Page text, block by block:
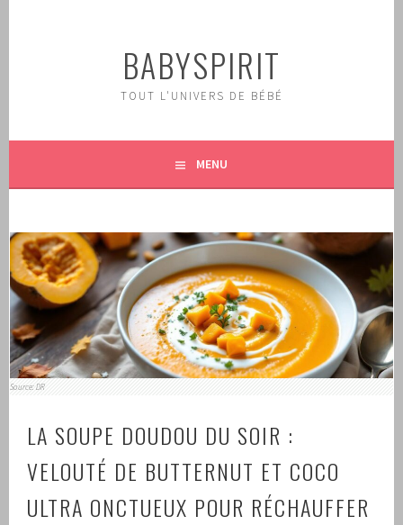
BABYSPIRIT
TOUT L'UNIVERS DE BÉBÉ
MENU
Source: DR
LA SOUPE DOUDOU DU SOIR :
VELOUTÉ DE BUTTERNUT ET COCO
ULTRA ONCTUEUX POUR RÉCHAUFFER